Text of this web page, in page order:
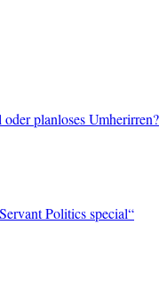
planloses Umherirren?
Politics special“